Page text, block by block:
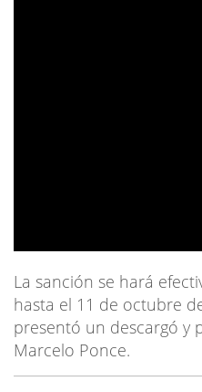
La sanción se hará
hasta el 11 de octubre
presentó un descargó y
Marcelo Ponce.